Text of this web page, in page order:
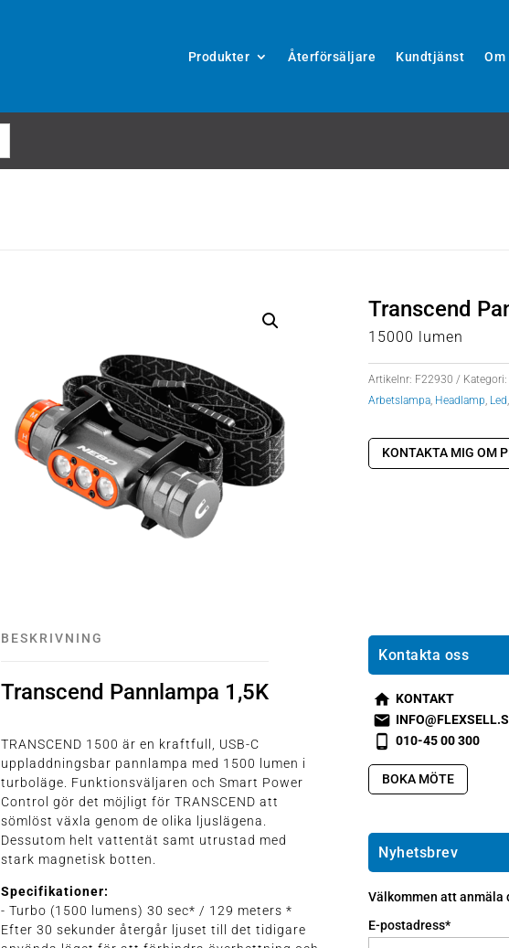
Produkter Återförsäljare Kundtjänst Om
BESKRIVNING
Transcend Pannlampa 1,5K
TRANSCEND 1500 är en kraftfull, USB-C
uppladdningsbar pannlampa med 1500 lumen i
turboläge. Funktionsväljaren och Smart Power
Control gör det möjligt för TRANSCEND att
sömlöst växla genom de olika ljuslägena.
Dessutom helt vattentät samt utrustad med
stark magnetisk botten.
Specifikationer:
- Turbo (1500 lumens) 30 sec* / 129 meters *
Efter 30 sekunder återgår ljuset till det tidigare
Transcend
15000 lumen
Artikelnr: F22930 Kategori:
Arbetslampa, Headlamp, Led,
KONTAKTA MIG OM
Kontakta oss
s
m
t2
o
e
ic
o
KONTAKT
s
m
t1
e
ai
ic
o
n
s
m
t2
h
o
n
e
a
n
010-45 00 300
BOKA MÖTE
Nyhetsbrev
Välkommen att
E-postadress*